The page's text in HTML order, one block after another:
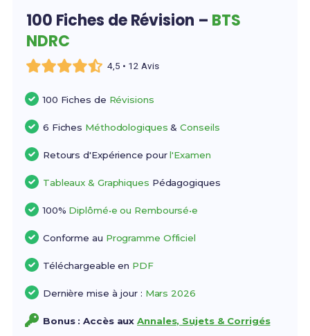
100 Fiches de Révision – BTS
NDRC
4,5 • 12 Avis
100 Fiches de Révisions
6 Fiches Méthodologiques &Conseils
Retours d'Expérience pourl'Examen
Tableaux & Graphiques Pédagogiques
100% Diplômé•e ou Remboursé•e
Conforme au Programme Officiel
Téléchargeable en PDF
Dernière mise à jour : Mars 2026
Bonus : Accès auxAnnales, Sujets & Corrigés